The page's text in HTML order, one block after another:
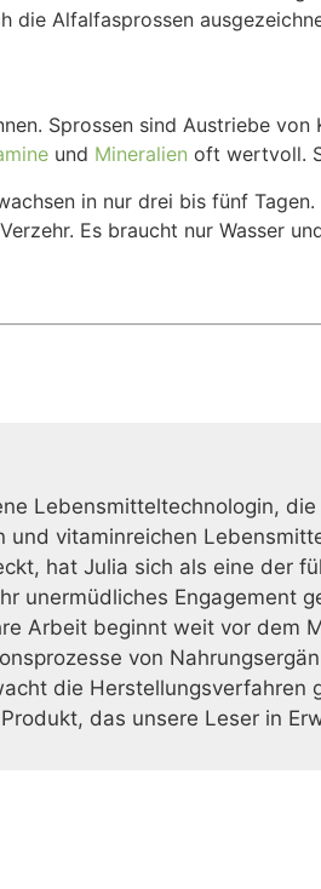
die Alfalfasprossen
Sprossen sind Austriebe
und Mineralien oft wertvoll.
in nur drei bis fünf
Es braucht nur Wasser
Lebensmitteltechnologin,
und vitaminreichen
hat Julia sich als eine der
unermüdliches Engagement
Arbeit beginnt weit vor dem
von
die
das unsere Leser in